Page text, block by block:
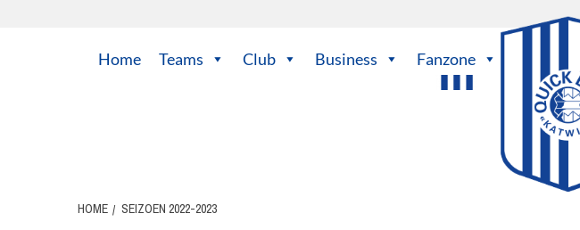
Home Teams Club Business Fanzone
HOME SEIZOEN 2022-2023